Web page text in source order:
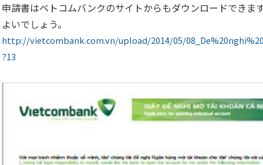
申請書はベトコムバンクのサイトからもダウンロードできま
よいでしょう。
http://vietcombank.com.vn/upload/2014/05/
?13